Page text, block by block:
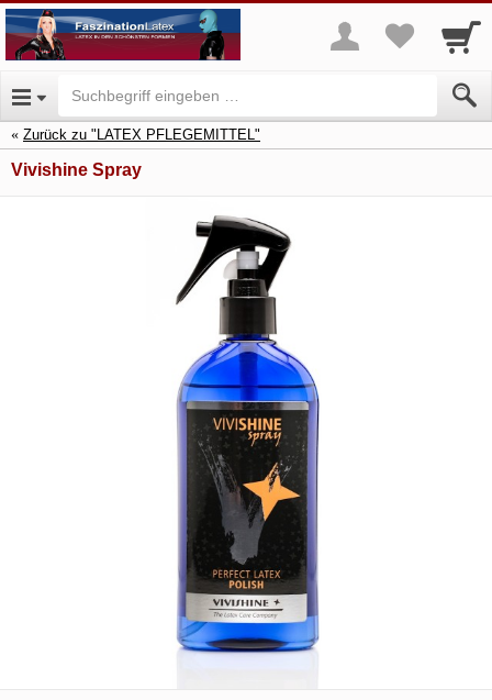
Zurück zu "LATEX PFLEGEMITTEL"
Vivishine Spray